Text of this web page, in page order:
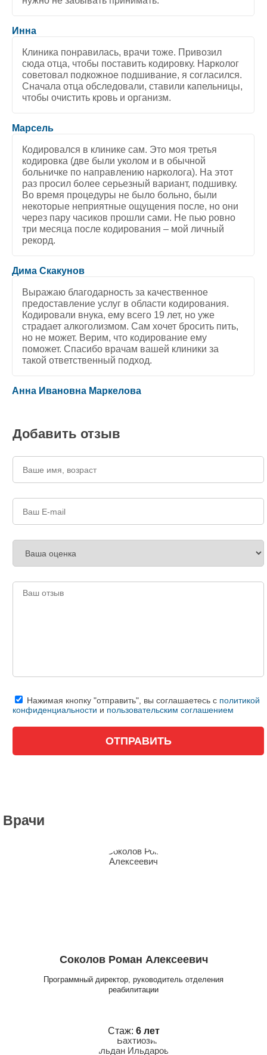
Инна
Клиника понравилась, врачи тоже. Привозил
сюда отца, чтобы поставить кодировку. Нарколог
советовал подкожное подшивание, я согласился.
Сначала отца обследовали, ставили капельницы,
чтобы очистить кровь и организм.
Марсель
Кодировался в клинике сам. Это моя третья
кодировка (две были уколом и в обычной
больничке по направлению нарколога). На этот
раз просил более серьезный вариант, подшивку.
Во время процедуры не было больно, были
некоторые неприятные ощущения после, но они
через пару часиков прошли сами. Не пью ровно
три месяца после кодирования – мой личный
рекорд.
Дима Скакунов
Выражаю благодарность за качественное
предоставление услуг в области кодирования.
Кодировали внука, ему всего 19 лет, но уже
страдает алкоголизмом. Сам хочет бросить пить,
но не может. Верим, что кодирование ему
поможет. Спасибо врачам вашей клиники за
такой ответственный подход.
Анна Ивановна Маркелова
Добавить отзыв
Нажимая кнопку "отправить", вы соглашаетесь с политикой
конфиденциальности и пользовательским соглашением
Врачи
Соколов Роман Алексеевич
Программный директор, руководитель отделения
реабилитации
Стаж: 6 лет